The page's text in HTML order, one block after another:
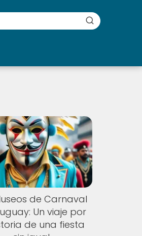
de Carnaval
Un viaje por
de una fiesta